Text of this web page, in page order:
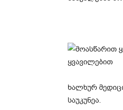
ხალხურ
საუკუნეა.